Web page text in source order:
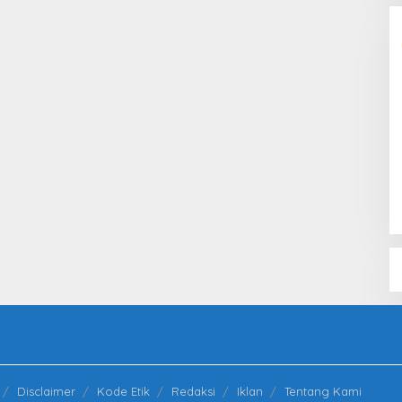
Disclaimer Kode Etik Redaksi Iklan Tentang Kami